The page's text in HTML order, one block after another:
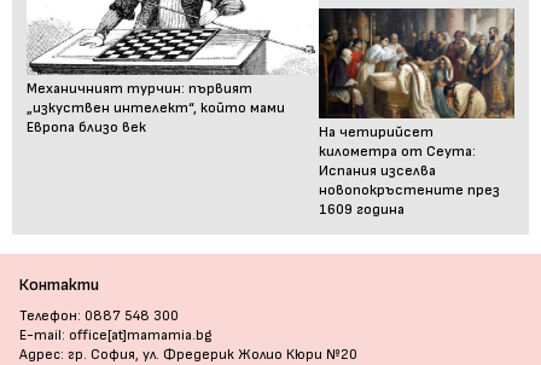
Механичният турчин: първият
„изкуствен интелект“, който мами
Европа близо век
На четирийсет
километра от Сеута:
Испания изселва
новопокръстените през
1609 година
Контакти
Телефон: 0887 548 300
E-mail: office[at]mamamia.bg
Адрес: гр. София, ул. Фредерик Жолио Кюри №20